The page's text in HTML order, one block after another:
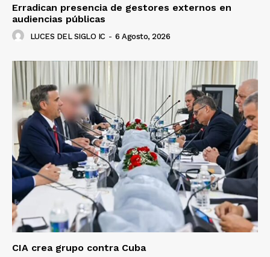
Erradican presencia de gestores externos en
audiencias públicas
LUCES DEL SIGLO IC - 6 Agosto, 2026
CIA crea grupo contra Cuba